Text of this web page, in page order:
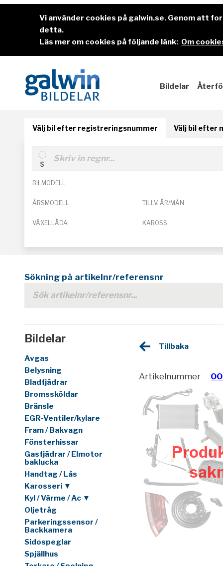
Vi använder cookies på galwin.se. Genom att
detta.
Läs mer om cookies på följande länk: Om
Bildelar
Välj bil efter registreringsnummer Välj bil efter
BILMODELL
ÅRSMODELL TILLV. ÅR/MÅN
VÄXELLÅDA KAROSS
Sökning på artikelnr/referensnr
Bildelar
Avgas
Belysning
Bladfjädrar
Bromssköldar
Bränsle
EGR-Ventiler/kylare
Fram / Bakvagn
Fönsterhissar
Gasfjädrar / Elmotor
baklucka
Handtag / Lås
Karosseri ▼
Kyl / Värme / Ac ▼
Oljetråg
Parkeringssensor /
Backkamera
Sidospeglar
Spjällhus
Tillbaka
Artikelnummer